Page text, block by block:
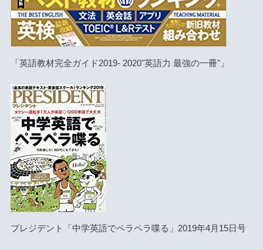
「英語教材完全ガイド2019- 2020"英語力 最強の一冊"」
プレジデント「中学英語でペラペラ喋る」2019年4月15日号